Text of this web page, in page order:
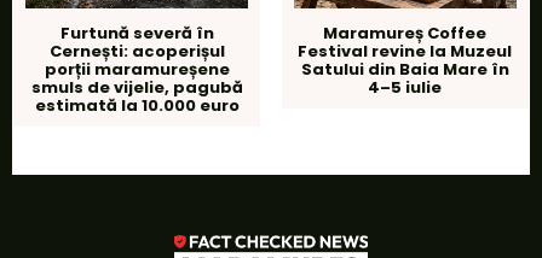
Furtună severă în
Cernești: acoperișul
porții maramureșene
smuls de vijelie, pagubă
estimată la 10.000 euro
Maramureș Coffee
Festival revine la Muzeul
Satului din Baia Mare în
4–5 iulie